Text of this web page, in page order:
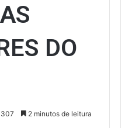
DO
307 2 minutos de leitura